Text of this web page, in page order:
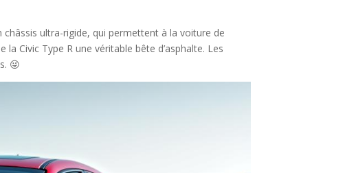
châssis ultra-rigide, qui permettent à la voiture de
Civic Type R une véritable bête d’asphalte. Les
😜